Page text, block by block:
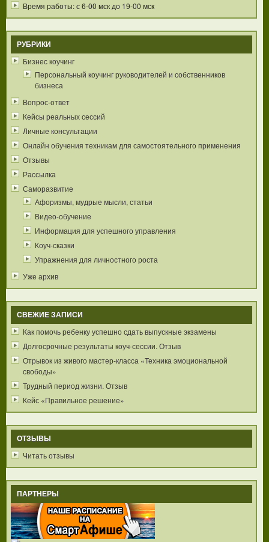
Время работы: с 6-00 мск до 19-00 мск
РУБРИКИ
Бизнес коучинг
Персональный коучинг руководителей и собственников
бизнеса
Вопрос-ответ
Кейсы реальных сессий
Личные консультации
Онлайн обучения техникам для самостоятельного применения
Отзывы
Рассылка
Саморазвитие
Афоризмы, мудрые мысли, статьи
Видео-обучение
Информация для успешного управления
Коуч-сказки
Упражнения для личностного роста
Уже архив
СВЕЖИЕ ЗАПИСИ
Как помочь ребенку успешно сдать выпускные экзамены
Долгосрочные результаты коуч-сессии. Отзыв
Отрывок из живого мастер-класса «Техника эмоциональной
свободы»
Трудный период жизни. Отзыв
Кейс «Правильное решение»
ОТЗЫВЫ
Читать отзывы
ПАРТНЕРЫ